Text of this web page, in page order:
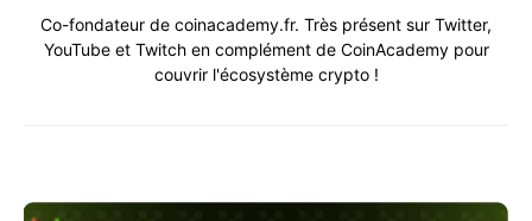
Co-fondateur de coinacademy.fr. Très présent sur Twitter,
YouTube et Twitch en complément de CoinAcademy pour
couvrir l'écosystème crypto !